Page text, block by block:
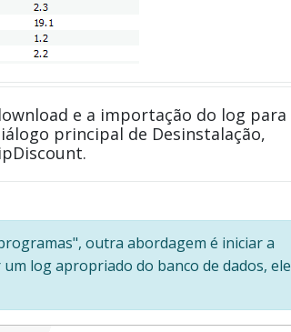
e a importação do log para
principal de Desinstalação,
outra abordagem é iniciar a
log apropriado do banco de dados, ele